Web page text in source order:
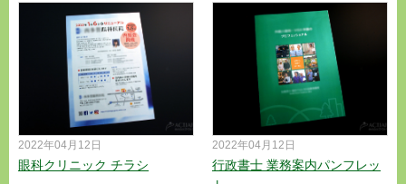
2022年04月12日
眼科クリニック チラシ
2022年04月12日
行政書士 業務案内パンフレッ